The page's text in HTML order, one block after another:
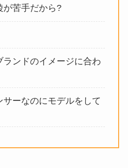
が苦手だから?
ランドのイメージに合わ
サーなのにモデルをして